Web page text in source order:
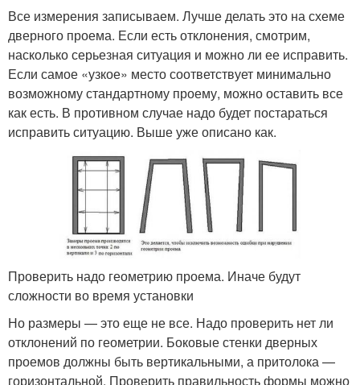
Все измерения записываем. Лучше делать это на схеме
дверного проема. Если есть отклонения, смотрим,
насколько серьезная ситуация и можно ли ее исправить.
Если самое «узкое» место соответствует минимально
возможному стандартному проему, можно оставить все
как есть. В противном случае надо будет постараться
исправить ситуацию. Выше уже описано как.
Проверить надо геометрию проема. Иначе будут
сложности во время установки
Но размеры — это еще не все. Надо проверить нет ли
отклонений по геометрии. Боковые стенки дверных
проемов должны быть вертикальными, а притолока —
горизонтальной. Проверить правильность формы можно